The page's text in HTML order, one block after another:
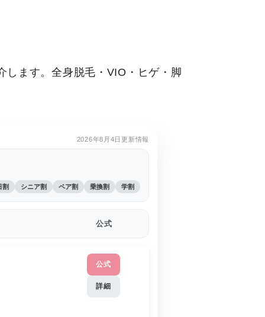
します。全身脱毛・VIO・ヒゲ・脚
2026年8月4日更新情報
割 シニア割 ペア割 乗換割 学割
公式
公式
詳細